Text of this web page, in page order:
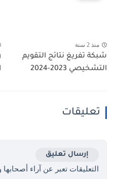
منذ 2 سنة
شبكة تفريغ نتائج التقويم
التشخيصي 2023-2024
تعليقات
إرسال تعليق
التعليقات تعبر عن آراء أصحابها